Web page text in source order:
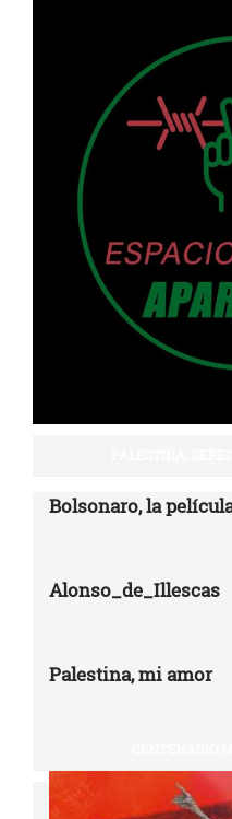
Bolsonaro, la
Alonso_de_Illescas
Palestina, mi amor